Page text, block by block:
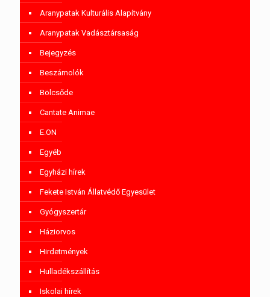
Aranypatak Kulturális Alapítvány
Aranypatak Vadásztársaság
Bejegyzés
Beszámolók
Bölcsőde
Cantate Animae
E.ON
Egyéb
Egyházi hírek
Fekete István Állatvédő Egyesület
Gyógyszertár
Háziorvos
Hirdetmények
Hulladékszállítás
Iskolai hírek